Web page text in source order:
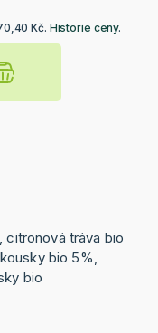
Kč. Historie ceny.
citronová tráva bio
bio 5%,
bio